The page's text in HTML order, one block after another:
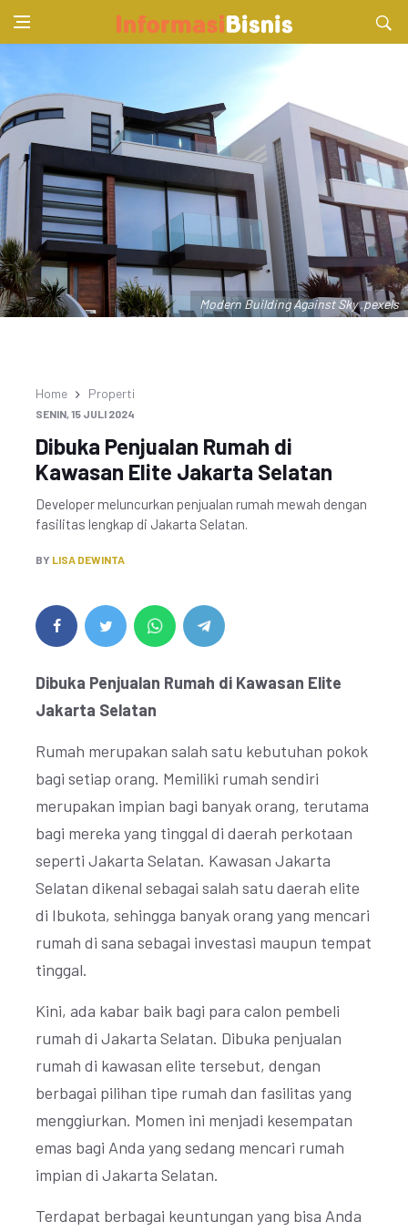
Modern Building Against Sky .pexels
Home Properti
SENIN, 15 JULI 2024
Dibuka Penjualan Rumah di
Kawasan Elite Jakarta Selatan
Developer meluncurkan penjualan rumah mewah dengan
fasilitas lengkap di Jakarta Selatan.
BY LISA DEWINTA
Dibuka Penjualan Rumah di Kawasan Elite
Jakarta Selatan
Rumah merupakan salah satu kebutuhan pokok
bagi setiap orang. Memiliki rumah sendiri
merupakan impian bagi banyak orang, terutama
bagi mereka yang tinggal di daerah perkotaan
seperti Jakarta Selatan. Kawasan Jakarta
Selatan dikenal sebagai salah satu daerah elite
di Ibukota, sehingga banyak orang yang mencari
rumah di sana sebagai investasi maupun tempat
tinggal.
Kini, ada kabar baik bagi para calon pembeli
rumah di Jakarta Selatan. Dibuka penjualan
rumah di kawasan elite tersebut, dengan
berbagai pilihan tipe rumah dan fasilitas yang
menggiurkan. Momen ini menjadi kesempatan
emas bagi Anda yang sedang mencari rumah
impian di Jakarta Selatan.
Terdapat berbagai keuntungan yang bisa Anda